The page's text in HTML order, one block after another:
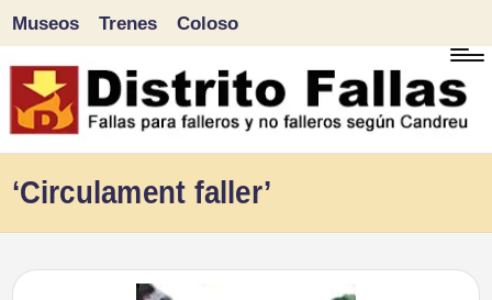
Saltar
al
Museos Trenes Coloso
‘Circulament faller’